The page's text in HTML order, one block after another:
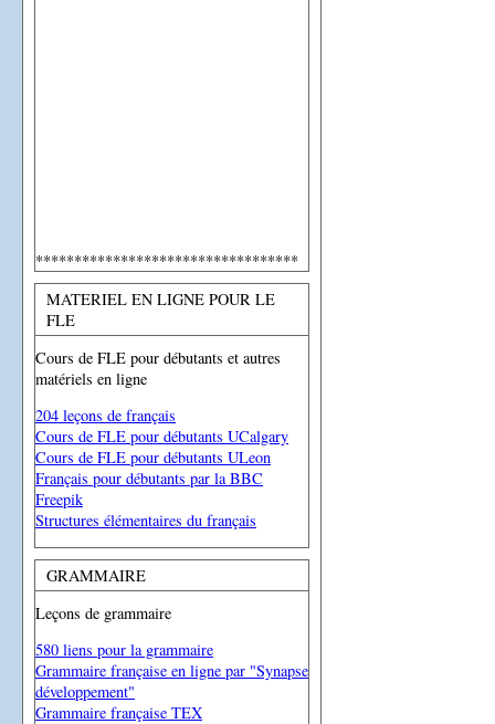
**********************************
MATERIEL EN LIGNE POUR LE
FLE
Cours de FLE pour débutants et autres
matériels en ligne
204 leçons de français
Cours de FLE pour débutants UCalgary
Cours de FLE pour débutants ULeon
Français pour débutants par la BBC
Freepik
Structures élémentaires du français
GRAMMAIRE
Leçons de grammaire
580 liens pour la grammaire
Grammaire française en ligne par "Synapse
développement"
Grammaire française TEX